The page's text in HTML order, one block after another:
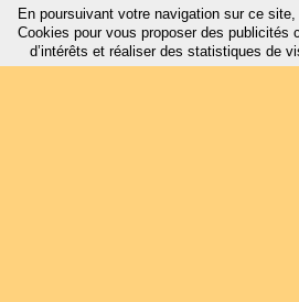
En poursuivant votre navigation sur ce
Cookies pour vous proposer des publicités
d’intérêts et réaliser des statistiques de